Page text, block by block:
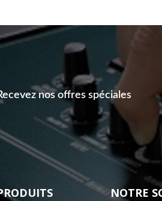
nos offres spéciales
NOTRE